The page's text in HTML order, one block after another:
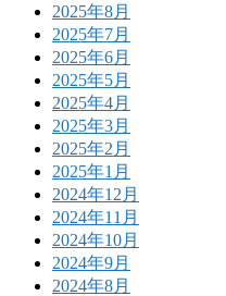
2025年8月
2025年7月
2025年6月
2025年5月
2025年4月
2025年3月
2025年2月
2025年1月
2024年12月
2024年11月
2024年10月
2024年9月
2024年8月